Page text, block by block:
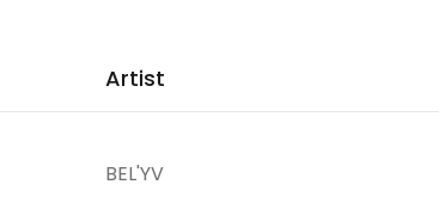
Artist
BEL'YV